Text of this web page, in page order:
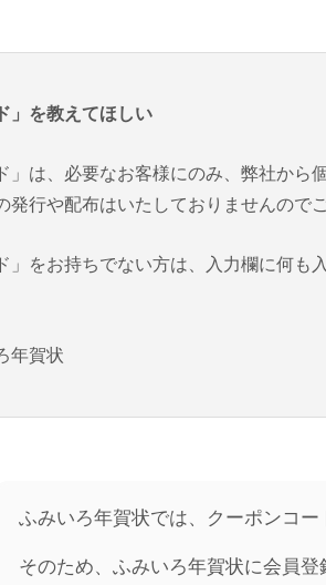
」を教えてほしい
」は、必要なお客様にのみ、弊社から
発行や配布はいたしておりませんので
」をお持ちでない方は、入力欄に何も
年賀状
ふみいろ年賀状では、クーポンコー
そのため、ふみいろ年賀状に会員